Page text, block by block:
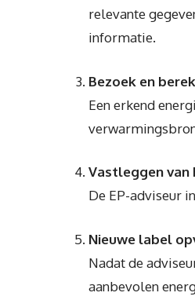
relevante
informatie.
Bezoek en
Een erkend
Vastleggen
De EP-adviseur
Nieuwe label
Nadat de
aanbevolen